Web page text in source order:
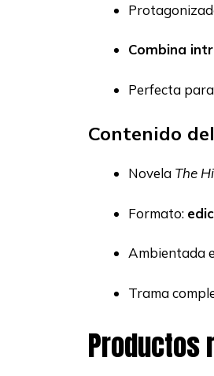
Combina
Perfecta
Contenido
Novela The
Formato:
Ambientada
Trama
Productos